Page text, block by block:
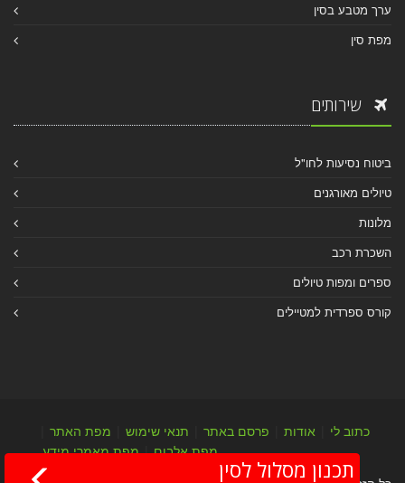
ערך מטבע בסין
מפת סין
שירותים
ביטוח נסיעות לחו"ל
טיולים מאורגנים
מלונות
השכרת רכב
ספרים ומפות טיולים
קורס ספרדית למטיילים
כתוב לי אודות פרסם באתר תנאי שימוש מפת האתר
מפת אלבום|מפת מאמרי מידע
תכנון מסלול לסין